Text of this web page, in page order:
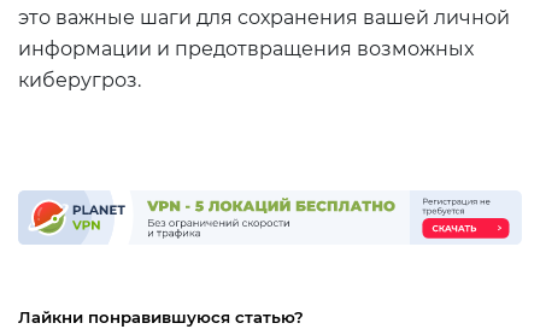
это важные шаги для сохранения вашей личной
информации и предотвращения возможных
киберугроз.
Лайкни понравившуюся статью?